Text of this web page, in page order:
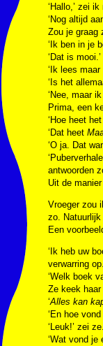
‘Hallo,’ zei ik
‘Nog altijd
Zou je graag
‘Ik ben in je
‘Dat is mooi.’
‘Ik lees
‘Is het
‘Nee, maar
Prima, een
‘Hoe heet
‘Dat heet
‘O ja. Dat
antwoorden
Uit de
Vroeger zou
zo.
Een
‘Ik heb uw
verwarring
‘Welk boek
Ze keek
‘Alles kan
‘En hoe
‘Leuk!’ zei ze.
‘Wat vond je